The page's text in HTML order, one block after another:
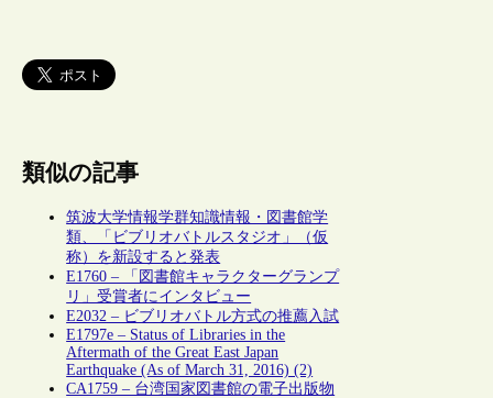
類似の記事
筑波大学情報学群知識情報・図書館学
類、「ビブリオバトルスタジオ」（仮
称）を新設すると発表
E1760 – 「図書館キャラクターグランプ
リ」受賞者にインタビュー
E2032 – ビブリオバトル方式の推薦入試
E1797e – Status of Libraries in the
Aftermath of the Great East Japan
Earthquake (As of March 31, 2016) (2)
CA1759 – 台湾国家図書館の電子出版物